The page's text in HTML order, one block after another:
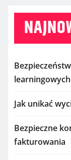
learningowych
Jak unikać
Bezpieczne
fakturowania